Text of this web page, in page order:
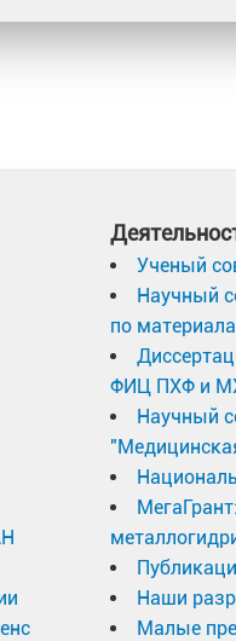
Ученый
Научный
по
ФИЦ ПХФ и
Научный
Наши
Малые